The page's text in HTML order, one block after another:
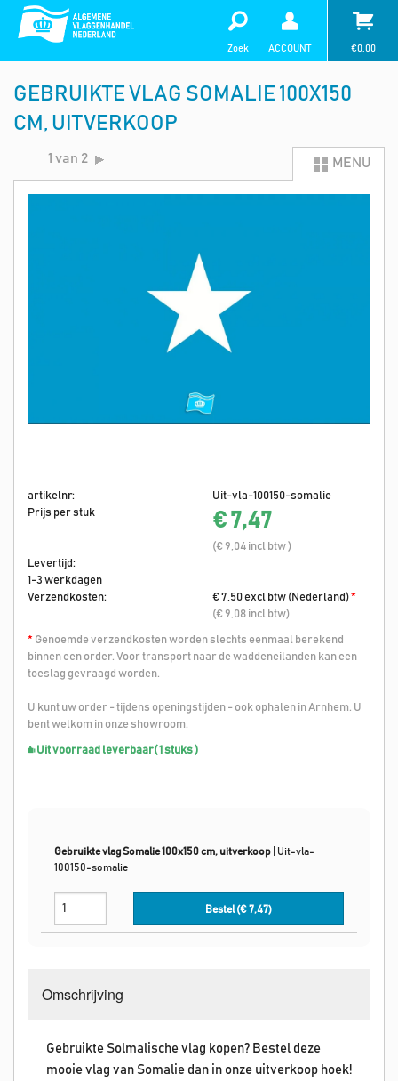
Zoek ACCOUNT €0,00
GEBRUIKTE VLAG SOMALIE 100X150
CM, UITVERKOOP
1 van 2 MENU
artikelnr:
Uit-vla-100150-somalie
Prijs per stuk
€ 7,47
(€ 9,04 incl btw )
Levertijd:
1-3 werkdagen
Verzendkosten:
€ 7,50 excl btw (Nederland)*
(€ 9,08 incl btw)
* Genoemde verzendkosten worden slechts eenmaal berekend
binnen een order. Voor transport naar de waddeneilanden kan een
toeslag gevraagd worden.
U kunt uw order - tijdens openingstijden - ook ophalen in Arnhem. U
bent welkom in onze showroom.
Uit voorraad leverbaar( 1 stuks )
Gebruikte vlag Somalie 100x150 cm, uitverkoop
Uit-vla-
100150-somalie
Bestel (€7,47)
Omschrijving
Gebruikte Solmalische vlag kopen? Bestel deze
mooie vlag van Somalie dan in onze uitverkoop hoek!